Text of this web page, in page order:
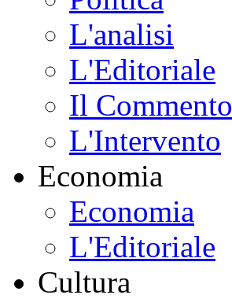
L'analisi
L'Editoriale
Il Commento
L'Intervento
Economia
Economia
L'Editoriale
Cultura